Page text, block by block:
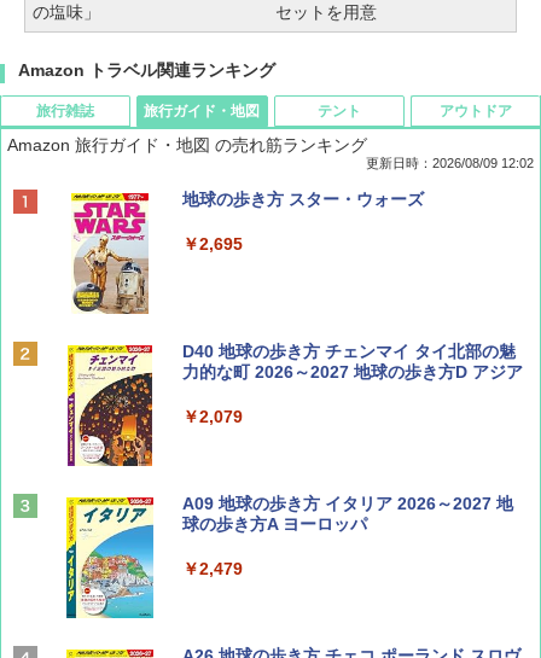
の塩味」
セットを用意
Amazon トラベル関連ランキング
旅行雑誌
BE-PAL(ビ-パル) 2026年 9 月号【特別付録:
ディズニーファン ２０２６年 ９月号 [雑
誌] (ＤＩＳＮＥＹ ＦＡＮ)
￥713
山と溪谷 2026年8月号「南アルプス大全」
旅行ガイド・地図
Amazon 旅行ガイド・地図 の売れ筋ランキング
更新日時：2026/08/09 12:02
地球の歩き方 スター・ウォーズ
￥2,695
D40 地球の歩き方 チェンマイ タイ北部の魅
力的な町 2026～2027 地球の歩き方D アジア
￥2,079
A09 地球の歩き方 イタリア 2026～2027 地
球の歩き方A ヨーロッパ
￥2,479
テント アウトドア